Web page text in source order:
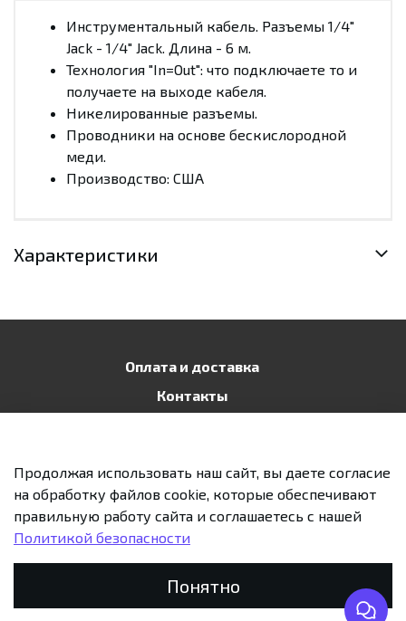
Предзаказ
Инструментальный кабель. Разъемы 1/4"
Jack - 1/4" Jack. Длина - 6 м.
Технология "In=Out": что подключаете то и
получаете на выходе кабеля.
Никелированные разъемы.
Проводники на основе бескислородной
меди.
Производство: США
Характеристики
Оплата и доставка
Контакты
Возврат и обмен
Продолжая использовать наш сайт, вы даете согласие
на обработку файлов cookie, которые обеспечивают
правильную работу сайта и соглашаетесь с нашей
Политикой безопасности
Понятно